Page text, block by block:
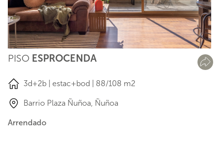
PISO ESPROCENDA
3d+2b | estac+bod | 88/108 m2
Barrio Plaza Ñuñoa, Ñuñoa
Arrendado